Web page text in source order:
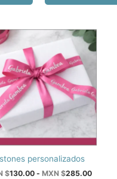
elegir
en
la
página
de
personalizados
$130.00 - MXN $285.00Rango